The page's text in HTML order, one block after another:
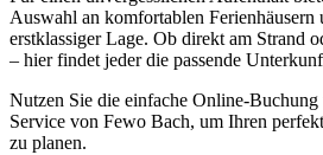
Auswahl an komfortablen Ferienhäusern
erstklassiger Lage. Ob direkt am Strand
– hier findet jeder die passende
Nutzen Sie die einfache Online-Buchung
Service von Fewo Bach, um Ihren
zu planen.